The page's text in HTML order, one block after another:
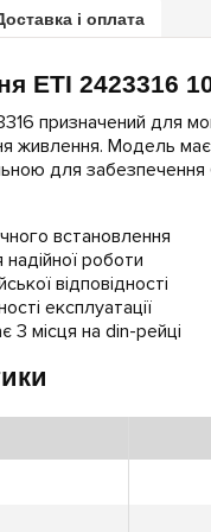
і оплата
ETI 2423316
призначений для
живлення. Модель
для
встановлення
роботи
відповідності
експлуатації
3 місця на din-рейці